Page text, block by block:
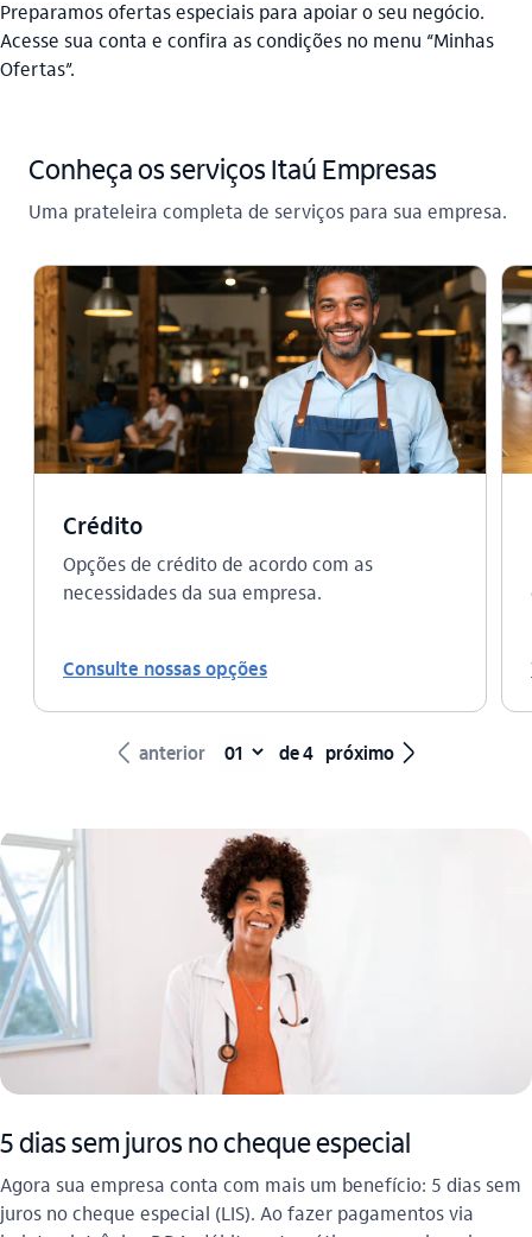
Preparamos ofertas especiais para apoiar o seu negócio.
Acesse sua conta e confira as condições no menu “Minhas
Ofertas”.
Conheça os serviços Itaú Empresas
Uma prateleira completa de serviços para sua empresa.
Crédito
Opções de crédito de acordo com as
necessidades da sua empresa.
Consulte nossas opções
seta_esquerda anterior de 4 próximo seta_direita
5 dias sem juros no cheque especial
Agora sua empresa conta com mais um benefício: 5 dias sem
juros no cheque especial (LIS). Ao fazer pagamentos via